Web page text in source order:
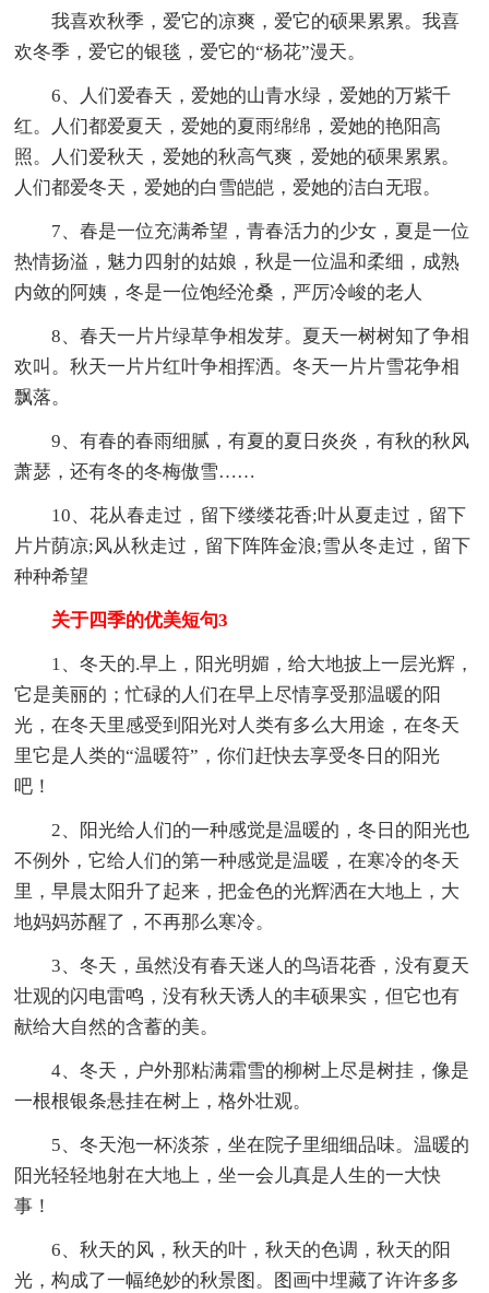
我喜欢秋季，爱它的凉爽，爱它的硕果累累。我喜
欢冬季，爱它的银毯，爱它的“杨花”漫天。
6、人们爱春天，爱她的山青水绿，爱她的万紫千
红。人们都爱夏天，爱她的夏雨绵绵，爱她的艳阳高
照。人们爱秋天，爱她的秋高气爽，爱她的硕果累累。
人们都爱冬天，爱她的白雪皑皑，爱她的洁白无瑕。
7、春是一位充满希望，青春活力的少女，夏是一位
热情扬溢，魅力四射的姑娘，秋是一位温和柔细，成熟
内敛的阿姨，冬是一位饱经沧桑，严厉冷峻的老人
8、春天一片片绿草争相发芽。夏天一树树知了争相
欢叫。秋天一片片红叶争相挥洒。冬天一片片雪花争相
飘落。
9、有春的春雨细腻，有夏的夏日炎炎，有秋的秋风
萧瑟，还有冬的冬梅傲雪……
10、花从春走过，留下缕缕花香;叶从夏走过，留下
片片荫凉;风从秋走过，留下阵阵金浪;雪从冬走过，留下
种种希望
关于四季的优美短句3
1、冬天的.早上，阳光明媚，给大地披上一层光辉，
它是美丽的；忙碌的人们在早上尽情享受那温暖的阳
光，在冬天里感受到阳光对人类有多么大用途，在冬天
里它是人类的“温暖符”，你们赶快去享受冬日的阳光
吧！
2、阳光给人们的一种感觉是温暖的，冬日的阳光也
不例外，它给人们的第一种感觉是温暖，在寒冷的冬天
里，早晨太阳升了起来，把金色的光辉洒在大地上，大
地妈妈苏醒了，不再那么寒冷。
3、冬天，虽然没有春天迷人的鸟语花香，没有夏天
壮观的闪电雷鸣，没有秋天诱人的丰硕果实，但它也有
献给大自然的含蓄的美。
4、冬天，户外那粘满霜雪的柳树上尽是树挂，像是
一根根银条悬挂在树上，格外壮观。
5、冬天泡一杯淡茶，坐在院子里细细品味。温暖的
阳光轻轻地射在大地上，坐一会儿真是人生的一大快
事！
6、秋天的风，秋天的叶，秋天的色调，秋天的阳
光，构成了一幅绝妙的秋景图。图画中埋藏了许许多多